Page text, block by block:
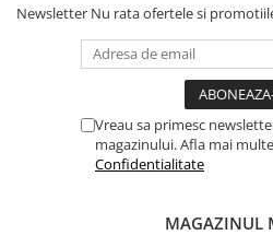
Newsletter Nu rata ofertele si
Vreau sa primesc
magazinului. Afla mai
Confidentialitate
MAGAZINUL